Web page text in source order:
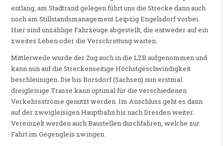
entlang, am Stadtrand gelegen führt uns die Strecke dann auch
noch am Stillstandsmanagement Leipzig Engelsdorf vorbei.
Hier sind unzählige Fahrzeuge abgestellt, die entweder auf ein
zweites Leben oder die Verschrottung warten.
Mittlerweile wurde der Zug auch in die LZB aufgenommen und
kann nun auf die Streckenseitige Höchstgeschwindigkeit
beschleunigen. Die bis Borsdorf (Sachsen) nun erstmal
dreigleisige Trasse kann optimal für die verschiedenen
Verkehrsströme genutzt werden. Im Anschluss geht es dann
auf der zweigleisigen Hauptbahn bis nach Dresden weiter.
Vereinzelt werden auch Baustellen durchfahren, welche zur
Fahrt im Gegengleis zwingen.